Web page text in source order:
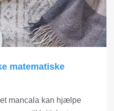
matematiske
mancala kan hjælpe